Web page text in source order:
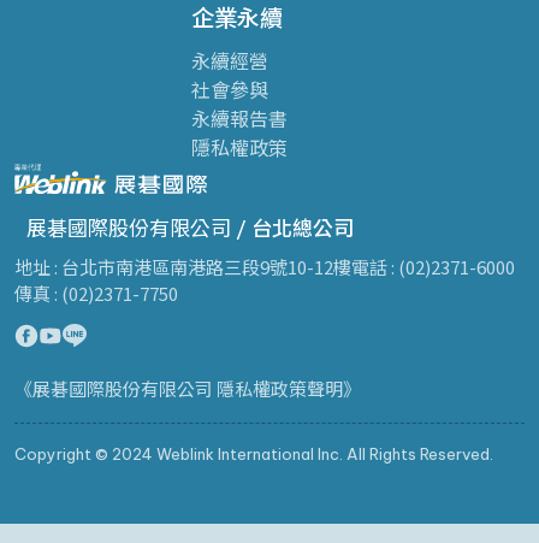
展碁國際股份有限公司 / 台北總公司
地址 : 台北市南港區南港路三段9號10-12樓電話 : (02)2371-6000
傳真 : (02)2371-7750
《展碁國際股份有限公司 隱私權政策聲明》
Copyright © 2024 Weblink International Inc. All Rights Reserved.
企業永續
永續經營
社會參與
永續報告書
隱私權政策